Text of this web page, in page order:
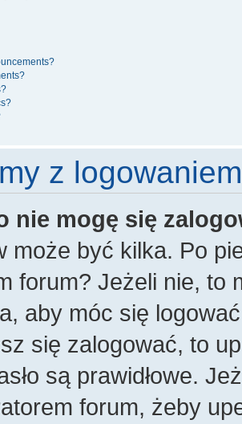
z
nie mogę się
może być kilka. Po
forum? Jeżeli nie, to
aby móc się
się zalogować, to
są prawidłowe.
forum, żeby